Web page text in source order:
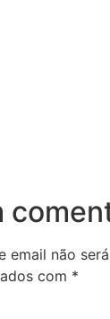
email não
com *